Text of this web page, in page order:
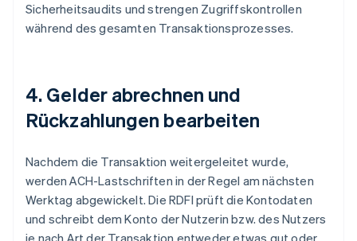
Sicherheitsaudits und strengen Zugriffskontrollen
während des gesamten Transaktionsprozesses.
4. Gelder abrechnen und
Rückzahlungen bearbeiten
Nachdem die Transaktion weitergeleitet wurde,
werden ACH-Lastschriften in der Regel am nächsten
Werktag abgewickelt. Die RDFI prüft die Kontodaten
und schreibt dem Konto der Nutzerin bzw. des Nutzers